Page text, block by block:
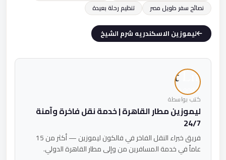
نصائح سفر طويل مصر
تنظيم رحلة بعيدة
ليموزين الاسكندريه شرم الشيخ
كتب بواسطة
ليموزين مطار القاهرة | خدمة نقل فاخرة وآمنة
24/7
فريق خبراء النقل الفاخر في فالكون ليموزين — أكثر من 15
عاماً في خدمة المسافرين من وإلى مطار القاهرة الدولي.